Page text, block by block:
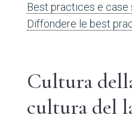
Best practices e case
Diffondere le best
Cultura
cultura del